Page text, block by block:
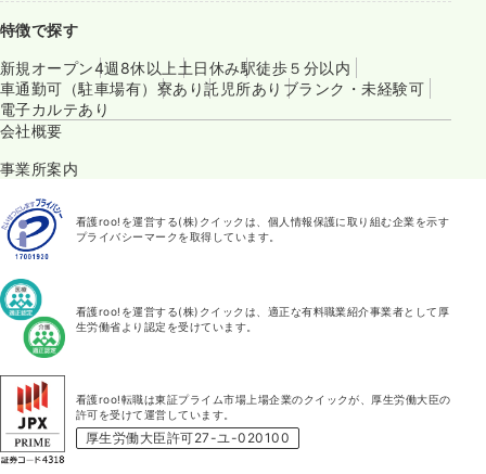
特徴で探す
新規オープン4週8休以上 土日休み駅徒歩５分以内
車通勤可（駐車場有） 寮あり託児所あり ブランク・未経験可
電子カルテあり
会社概要
事業所案内
看護roo!を運営する(株)クイックは、個人情報保護に取り組む企業を示す
プライバシーマークを取得しています。
看護roo!を運営する(株)クイックは、適正な有料職業紹介事業者として厚
生労働省より認定を受けています。
看護roo!転職は東証プライム市場上場企業のクイックが、厚生労働大臣の
許可を受けて運営しています。
厚生労働大臣許可27-ユ-020100